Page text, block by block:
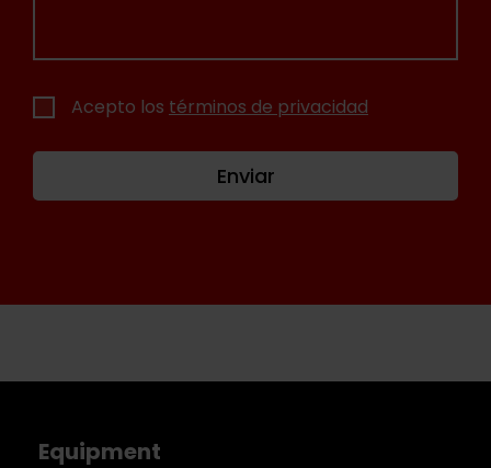
Acepto los términos de privacidad
Enviar
Equipment